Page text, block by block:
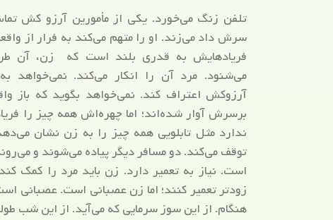
تلفن زنگ می‌خورد. یکی از مأمورین آرزو کش
سرش داد می‌زند. او را متهم می‌کند به فرار از
فریادهایش به قدری بلند است که زن، آن
می‌شنود. مرد آن را انکار می‌کند. نمی‌خواهد
آرزوکش اعتراف کند. نمی‌خواهد بگوید که باز
برسرش آوار شده‌اند؛ اما چهره‌اش همه چیز را
ندارد مثل تابلویی همه چیز را به زن نشان
توقف می‌کند. دو مسافر دیگر پیاده می‌شوند و
است. نیاز به تعمیر دارد. زن باید مرد را کمک
زودتر تعمیر کنند؛ اما زن عصبانی است. عصبانی
هنگام. از این سوز سرمایی که می‌آید. از این شب